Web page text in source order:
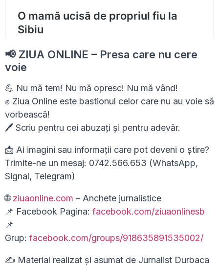
📢 ZIUA ONLINE – Presa care nu cere
voie
💪 Nu mă tem! Nu mă opresc! Nu mă vând!
✊ Ziua Online este bastionul celor care nu au voie să
vorbească!
🖊 Scriu pentru cei abuzați și pentru adevăr.
📩 Ai imagini sau informații care pot deveni o știre?
Trimite-ne un mesaj: 0742.566.653 (WhatsApp,
Signal, Telegram)
🌐ziuaonline.com – Anchete jurnalistice
📌 Facebook Pagina: facebook.com/ziuaonlinesb
📌
Grup: facebook.com/groups/918635891535002/
✍ Material realizat și asumat de Jurnalist Durbaca